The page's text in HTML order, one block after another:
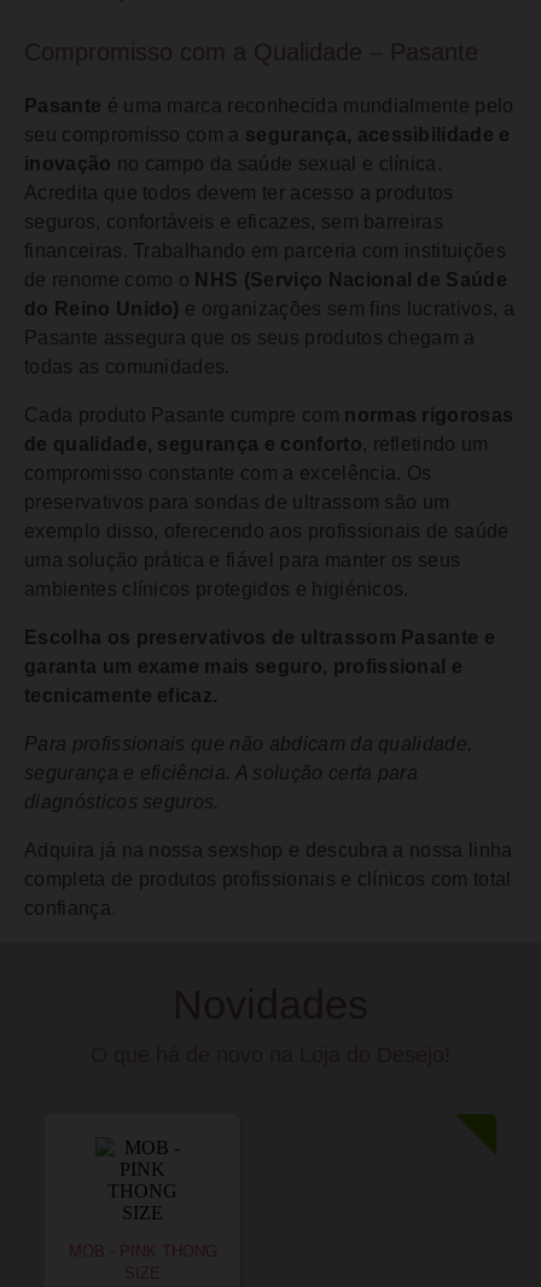
Compromisso com a Qualidade – Pasante
Pasante é uma marca reconhecida mundialmente pelo
seu compromisso com a segurança, acessibilidade e
inovação no campo da saúde sexual e clínica.
Acredita que todos devem ter acesso a produtos
seguros, confortáveis e eficazes, sem barreiras
financeiras. Trabalhando em parceria com instituições
de renome como o NHS (Serviço Nacional de Saúde
do Reino Unido) e organizações sem fins lucrativos, a
Pasante assegura que os seus produtos chegam a
todas as comunidades.
Cada produto Pasante cumpre com normas rigorosas
de qualidade, segurança e conforto, refletindo um
compromisso constante com a excelência. Os
preservativos para sondas de ultrassom são um
exemplo disso, oferecendo aos profissionais de saúde
uma solução prática e fiável para manter os seus
ambientes clínicos protegidos e higiénicos.
Escolha os preservativos de ultrassom Pasante e
garanta um exame mais seguro, profissional e
tecnicamente eficaz.
Para profissionais que não abdicam da qualidade,
segurança e eficiência. A solução certa para
diagnósticos seguros.
Adquira já na nossa sexshop e descubra a nossa linha
completa de produtos profissionais e clínicos com total
confiança.
MOB - PINK THONG
SIZE